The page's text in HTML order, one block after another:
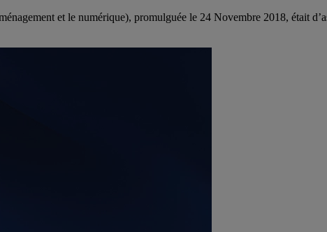
et le numérique), promulguée le 24 Novembre 2018, était